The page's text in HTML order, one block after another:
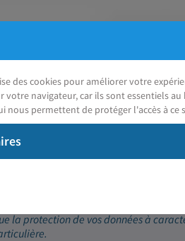
(RGPD)
la protection de vos données à
des cookies pour améliorer votre
votre navigateur, car ils sont essentiels
nous permettent de protéger l'accès à ce